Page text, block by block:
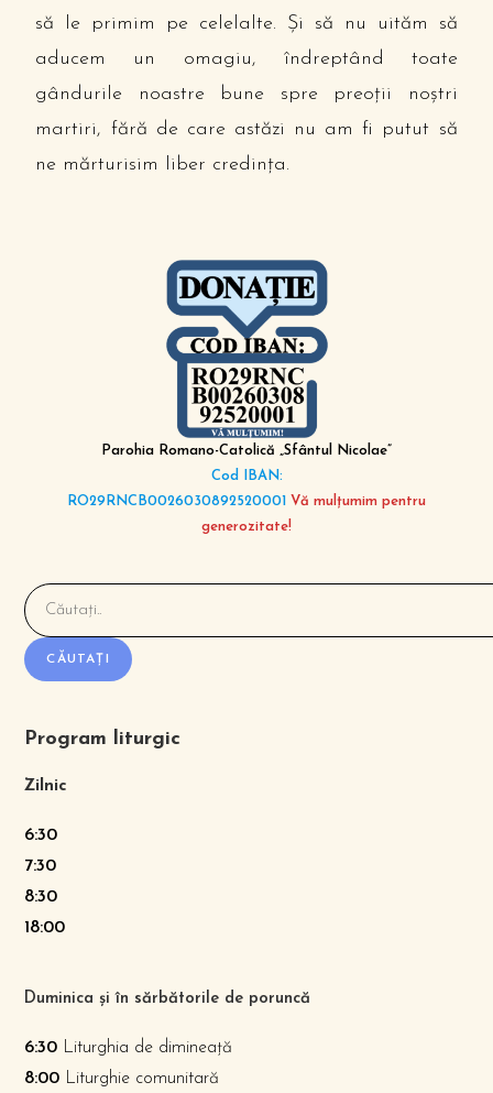
să le primim pe celelalte. Şi să nu uităm să
aducem un omagiu, îndreptând toate
gândurile noastre bune spre preoţii noştri
martiri, fără de care astăzi nu am fi putut să
ne mărturisim liber credinţa.
Parohia Romano-Catolică „Sfântul Nicolae”
Cod IBAN:
RO29RNCB0026030892520001 Vă mulțumim pentru
generozitate!
CĂUTAȚI
Program liturgic
Zilnic
6:30
7:30
8:30
18:00
Duminica și în sărbătorile de poruncă
6:30 Liturghia de dimineață
8:00 Liturghie comunitară